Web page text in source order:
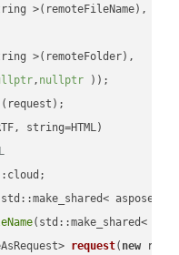
>(remoteFileName),
>(remoteFolder),
, nullptr ))
(request);
(std::make_shared<
request( new